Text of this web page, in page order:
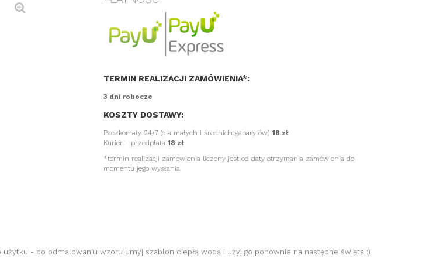
TERMIN REALIZACJI ZAMÓWIENIA*:
3 dni robocze
KOSZTY DOSTAWY:
Paczkomaty 24/7 (dla małych i średnich gabarytów) 18 zł
Kurier - przedpłata 18 zł
*termin realizacji zamówienia liczony jest od daty otrzymania zamówienia do
momentu jego wysłania
użytku - po odmalowaniu wzoru umyj szablon ciepłą wodą i użyj go ponownie na następne święta :)